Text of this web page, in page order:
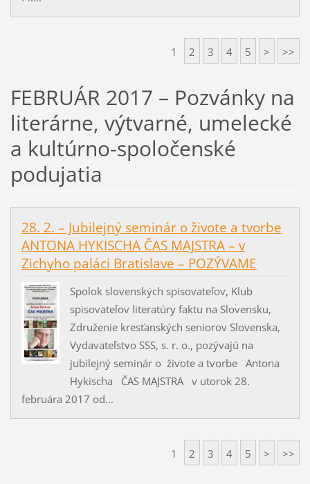
1 2 3 4 5 > >>
FEBRUÁR 2017 – Pozvánky na
literárne, výtvarné, umelecké
a kultúrno-spoločenské
podujatia
28. 2. – Jubilejný seminár o živote a tvorbe
ANTONA HYKISCHA ČAS MAJSTRA – v
Zichyho paláci Bratislave – POZÝVAME
Spolok slovenských spisovateľov, Klub
spisovateľov literatúry faktu na Slovensku,
Združenie kresťanských seniorov Slovenska,
Vydavateľstvo SSS, s. r. o., pozývajú na
jubilejný seminár o živote a tvorbe Antona
Hykischa ČAS MAJSTRA v utorok 28.
februára 2017 od...
1 2 3 4 5 > >>